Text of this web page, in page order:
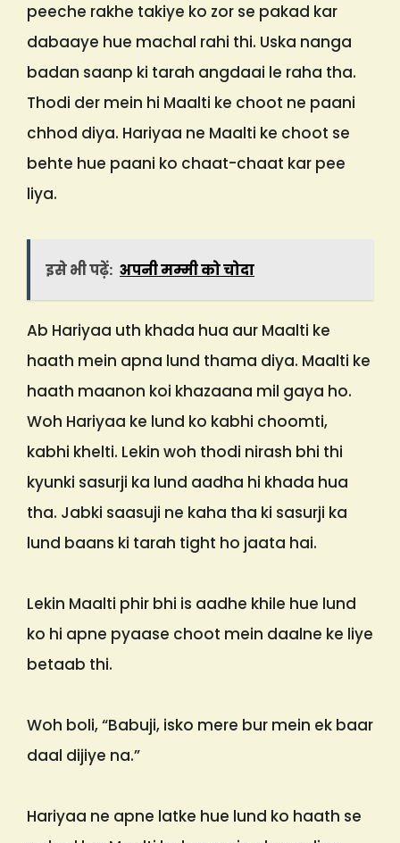
peeche rakhe takiye ko zor se pakad kar
dabaaye hue machal rahi thi. Uska nanga
badan saanp ki tarah angdaai le raha tha.
Thodi der mein hi Maalti ke choot ne paani
chhod diya. Hariyaa ne Maalti ke choot se
behte hue paani ko chaat-chaat kar pee
liya.
इसे भी पढ़ें: अपनी मम्मी को चोदा
Ab Hariyaa uth khada hua aur Maalti ke
haath mein apna lund thama diya. Maalti ke
haath maanon koi khazaana mil gaya ho.
Woh Hariyaa ke lund ko kabhi choomti,
kabhi khelti. Lekin woh thodi nirash bhi thi
kyunki sasurji ka lund aadha hi khada hua
tha. Jabki saasuji ne kaha tha ki sasurji ka
lund baans ki tarah tight ho jaata hai.
Lekin Maalti phir bhi is aadhe khile hue lund
ko hi apne pyaase choot mein daalne ke liye
betaab thi.
Woh boli, “Babuji, isko mere bur mein ek baar
daal dijiye na.”
Hariyaa ne apne latke hue lund ko haath se